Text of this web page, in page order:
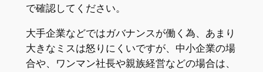
で確認してください。
大手企業などではガバナンスが働く為、あまり
大きなミスは怒りにくいですが、中小企業の場
合や、ワンマン社長や親族経営などの場合は、